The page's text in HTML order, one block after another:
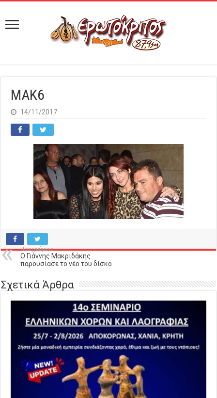
MAK6
14/11/2017
Προηγούμενο
Ο Γιάννης Μακριδάκης
παρουσίασε το νέο του δίσκο
Σχετικά Άρθρα